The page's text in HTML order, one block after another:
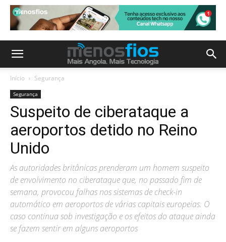
Início Segurança
Segurança
Suspeito de ciberataque a
aeroportos detido no Reino
Unido
As autoridades britânicas prenderam um homem suspeito
de envolvimento no ciberataque que, no passado fim de
semana, provocou falhas nos sistemas de check-in
automático em aeroportos de várias capitais europeias. O
caso continua sob investigação e os efeitos do ataque ainda
se fazem sentir em alguns aeroportos